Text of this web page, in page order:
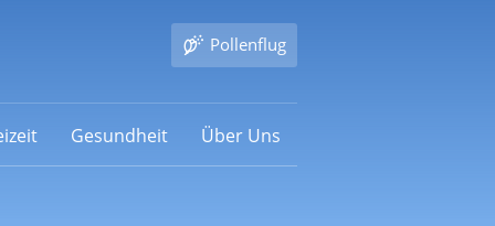
Pollenflug
Gesundheit Über Uns